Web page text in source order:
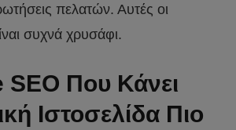
πελατών. Αυτές οι
συχνά χρυσάφι.
SEO Που Κάνει
Ιστοσελίδα Πιο